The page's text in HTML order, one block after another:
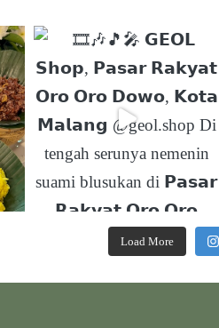
Load More